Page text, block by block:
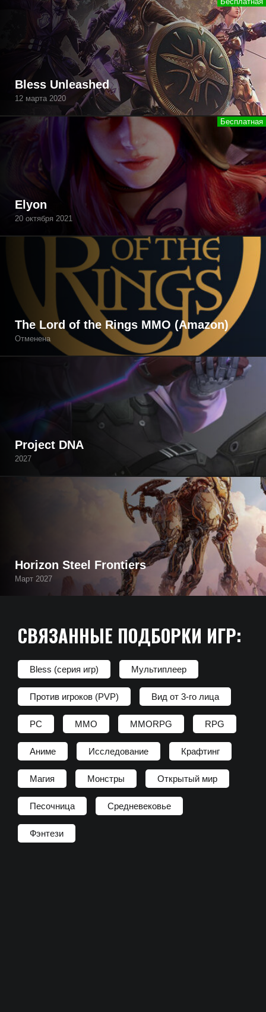
Bless Unleashed
12 марта 2020
Elyon
20 октября 2021
The Lord of the Rings MMO (Amazon)
Отменена
Project DNA
2027
Horizon Steel Frontiers
Март 2027
СВЯЗАННЫЕ ПОДБОРКИ ИГР:
Bless (серия игр) Мультиплеер
Против игроков (PVP) Вид от 3-го лица
PC MMO MMORPG RPG
Аниме Исследование Крафтинг
Магия Монстры Открытый мир
Песочница Средневековье
Фэнтези